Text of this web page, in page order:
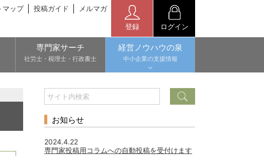
マップ 投稿ガイド メルマガ
登録 ログイン
専門家サーチ
社労士・税理士・行政書士
経営ノウハウの泉
中小企業の支援情報
お知らせ
2024.4.22
専門家投稿用コラムへの自動投稿を受付けます